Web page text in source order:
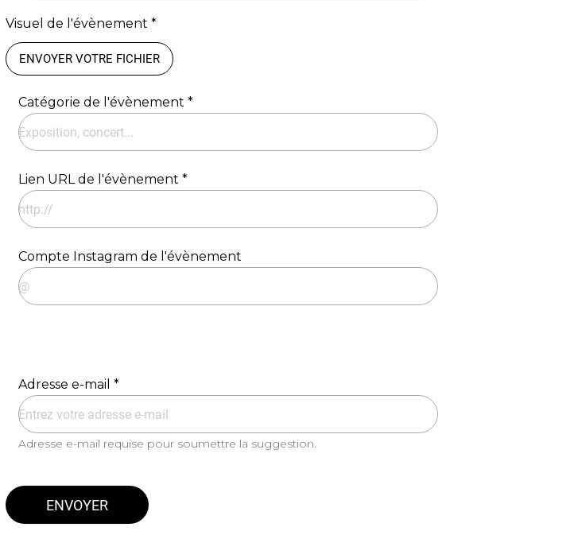
Visuel de l'évènement *
ENVOYER VOTRE FICHIER
Catégorie de l'évènement *
Lien URL de l'évènement *
Compte Instagram de l'évènement
Adresse e-mail *
Adresse e-mail requise pour soumettre la suggestion.
ENVOYER